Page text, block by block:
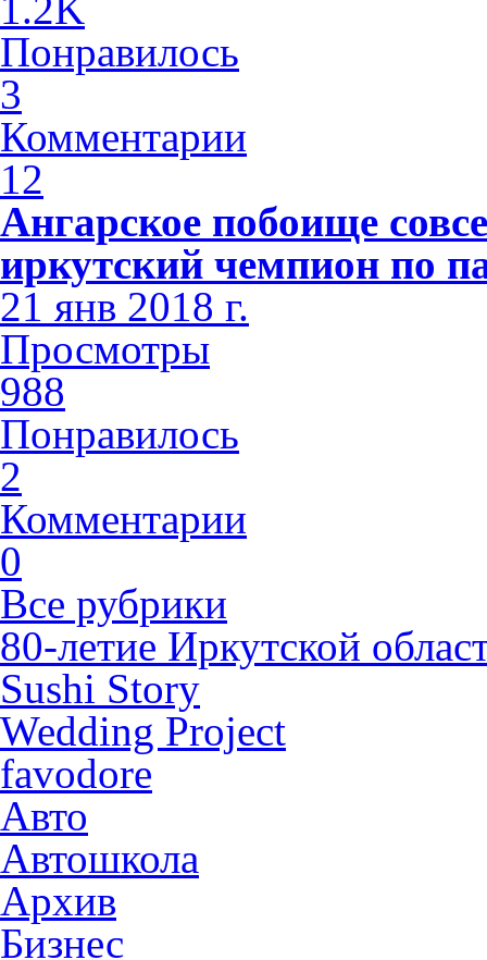
Понравилось
3
Комментарии
12
Ангарское побоище
иркутский чемпион по
21 янв 2018 г.
Просмотры
988
Понравилось
2
Комментарии
0
Все рубрики
80-летие Иркутской
Sushi Story
Wedding Project
favodore
Авто
Автошкола
Архив
Бизнес